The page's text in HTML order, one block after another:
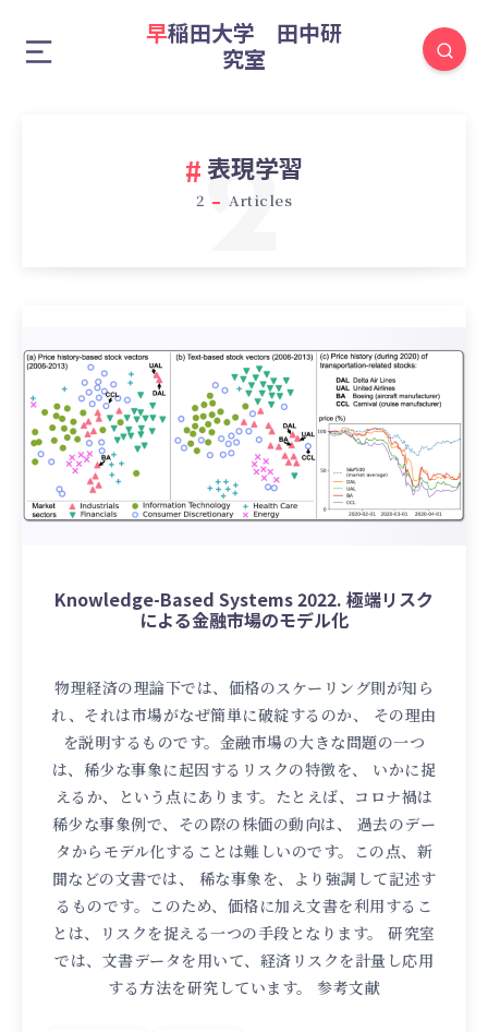
早稲田大学 田中研
究室
表現学習
2 Articles
2
Knowledge-Based Systems 2022. 極端リスク
による金融市場のモデル化
物理経済の理論下では、価格のスケーリング則が知ら
れ、それは市場がなぜ簡単に破綻するのか、 その理由
を説明するものです。金融市場の大きな問題の一つ
は、稀少な事象に起因するリスクの特徴を、 いかに捉
えるか、という点にあります。たとえば、コロナ禍は
稀少な事象例で、その際の株価の動向は、 過去のデー
タからモデル化することは難しいのです。この点、新
聞などの文書では、 稀な事象を、より強調して記述す
るものです。このため、価格に加え文書を利用するこ
とは、リスクを捉える一つの手段となります。 研究室
では、文書データを用いて、経済リスクを計量し応用
する方法を研究しています。 参考文献